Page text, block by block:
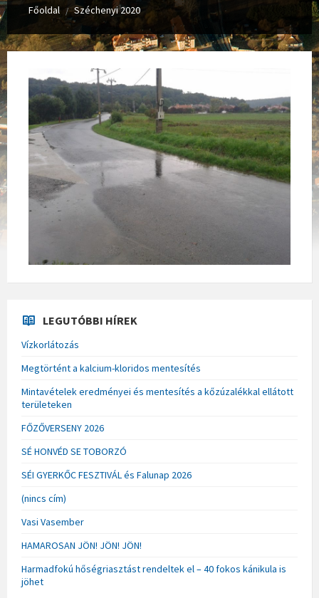
Főoldal / Széchenyi 2020
LEGUTÓBBI HÍREK
Vízkorlátozás
Megtörtént a kalcium-kloridos mentesítés
Mintavételek eredményei és mentesítés a kőzúzalékkal ellátott
területeken
FŐZŐVERSENY 2026
SÉ HONVÉD SE TOBORZÓ
SÉI GYERKŐC FESZTIVÁL és Falunap 2026
(nincs cím)
Vasi Vasember
HAMAROSAN JÖN! JÖN! JÖN!
Harmadfokú hőségriasztást rendeltek el – 40 fokos kánikula is
jöhet